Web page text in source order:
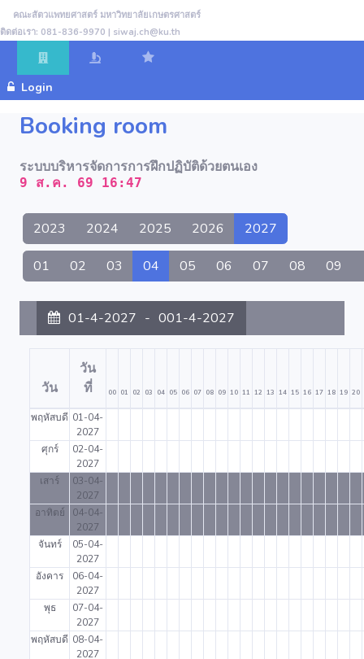
คณะสัตวแพทยศาสตร์ มหาวิทยาลัยเกษตรศาสตร์
ติดต่อเรา: 081-836-9970 | siwaj.ch@ku.th
Login
Booking room
ระบบบริหารจัดการการฝึกปฏิบัติด้วยตนเอง
9 ส.ค. 69 16:47
2023 2024 2025 2026 2027
01 02 03 04 05 06 07 08 09
01-4-2027 - 001-4-2027
วัน
วัน
ที่
00 01 02 03 04 05 06 07 08 09 10 11 12 13 14 15 16 17 18 19 20
พฤหัสบดี 01-04-
2027
ศุกร์
02-04-
2027
เสาร์
03-04-
2027
อาทิตย์
04-04-
2027
จันทร์
05-04-
2027
อังคาร
06-04-
2027
พุธ
07-04-
2027
พฤหัสบดี 08-04-
2027